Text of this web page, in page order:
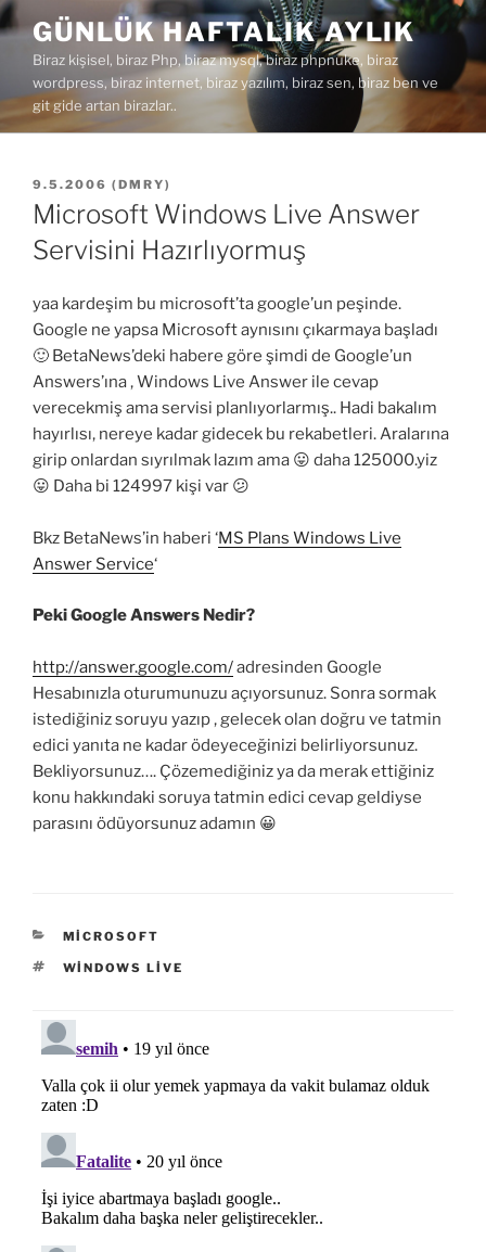
İçeriğe
geç
GÜNLÜK HAFTALIK AYLIK
Biraz kişisel, biraz Php, biraz mysql, biraz phpnuke, biraz
wordpress, biraz internet, biraz yazılım, biraz sen, biraz ben ve
git gide artan birazlar..
YAYIM
TARIHI
9.5.2006 ( DMRY)
Microsoft Windows Live Answer
Servisini Hazırlıyormuş
yaa kardeşim bu microsoft’ta google’un peşinde.
Google ne yapsa Microsoft aynısını çıkarmaya başladı
🙂 BetaNews’deki habere göre şimdi de Google’un
Answers’ına , Windows Live Answer ile cevap
verecekmiş ama servisi planlıyorlarmış.. Hadi bakalım
hayırlısı, nereye kadar gidecek bu rekabetleri. Aralarına
girip onlardan sıyrılmak lazım ama 😛 daha 125000.yiz
😛 Daha bi 124997 kişi var 😕
Bkz BetaNews’in haberi ‘MS Plans Windows Live
Answer Service‘
Peki Google Answers Nedir?
http://answer.google.com/adresinden Google
Hesabınızla oturumunuzu açıyorsunuz. Sonra sormak
istediğiniz soruyu yazıp , gelecek olan doğru ve tatmin
edici yanıta ne kadar ödeyeceğinizi belirliyorsunuz.
Bekliyorsunuz…. Çözemediğiniz ya da merak ettiğiniz
konu hakkındaki soruya tatmin edici cevap geldiyse
parasını ödüyorsunuz adamın 😀
KATEGORILER
MICROSOFT
ETIKETLER
WINDOWS LIVE